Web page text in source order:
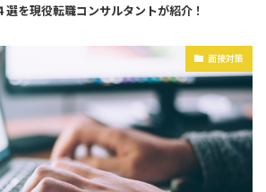
選を現役転職コンサルタントが紹介！
面接対策